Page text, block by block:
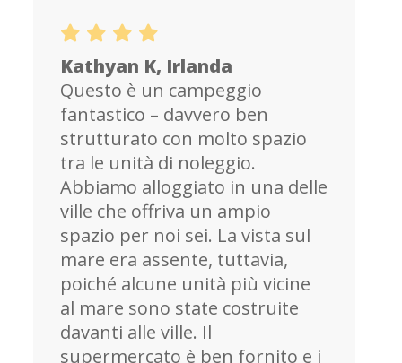
Kathyan K, Irlanda
Questo è un campeggio
fantastico – davvero ben
strutturato con molto spazio
tra le unità di noleggio.
Abbiamo alloggiato in una delle
ville che offriva un ampio
spazio per noi sei. La vista sul
mare era assente, tuttavia,
poiché alcune unità più vicine
al mare sono state costruite
davanti alle ville. Il
supermercato è ben fornito e i